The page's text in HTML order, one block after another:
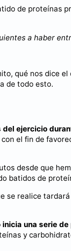
de proteínas
a haber
qué nos dice
de todo esto.
ejercicio
con el fin de
desde que
batidos de
se realice
una serie
y